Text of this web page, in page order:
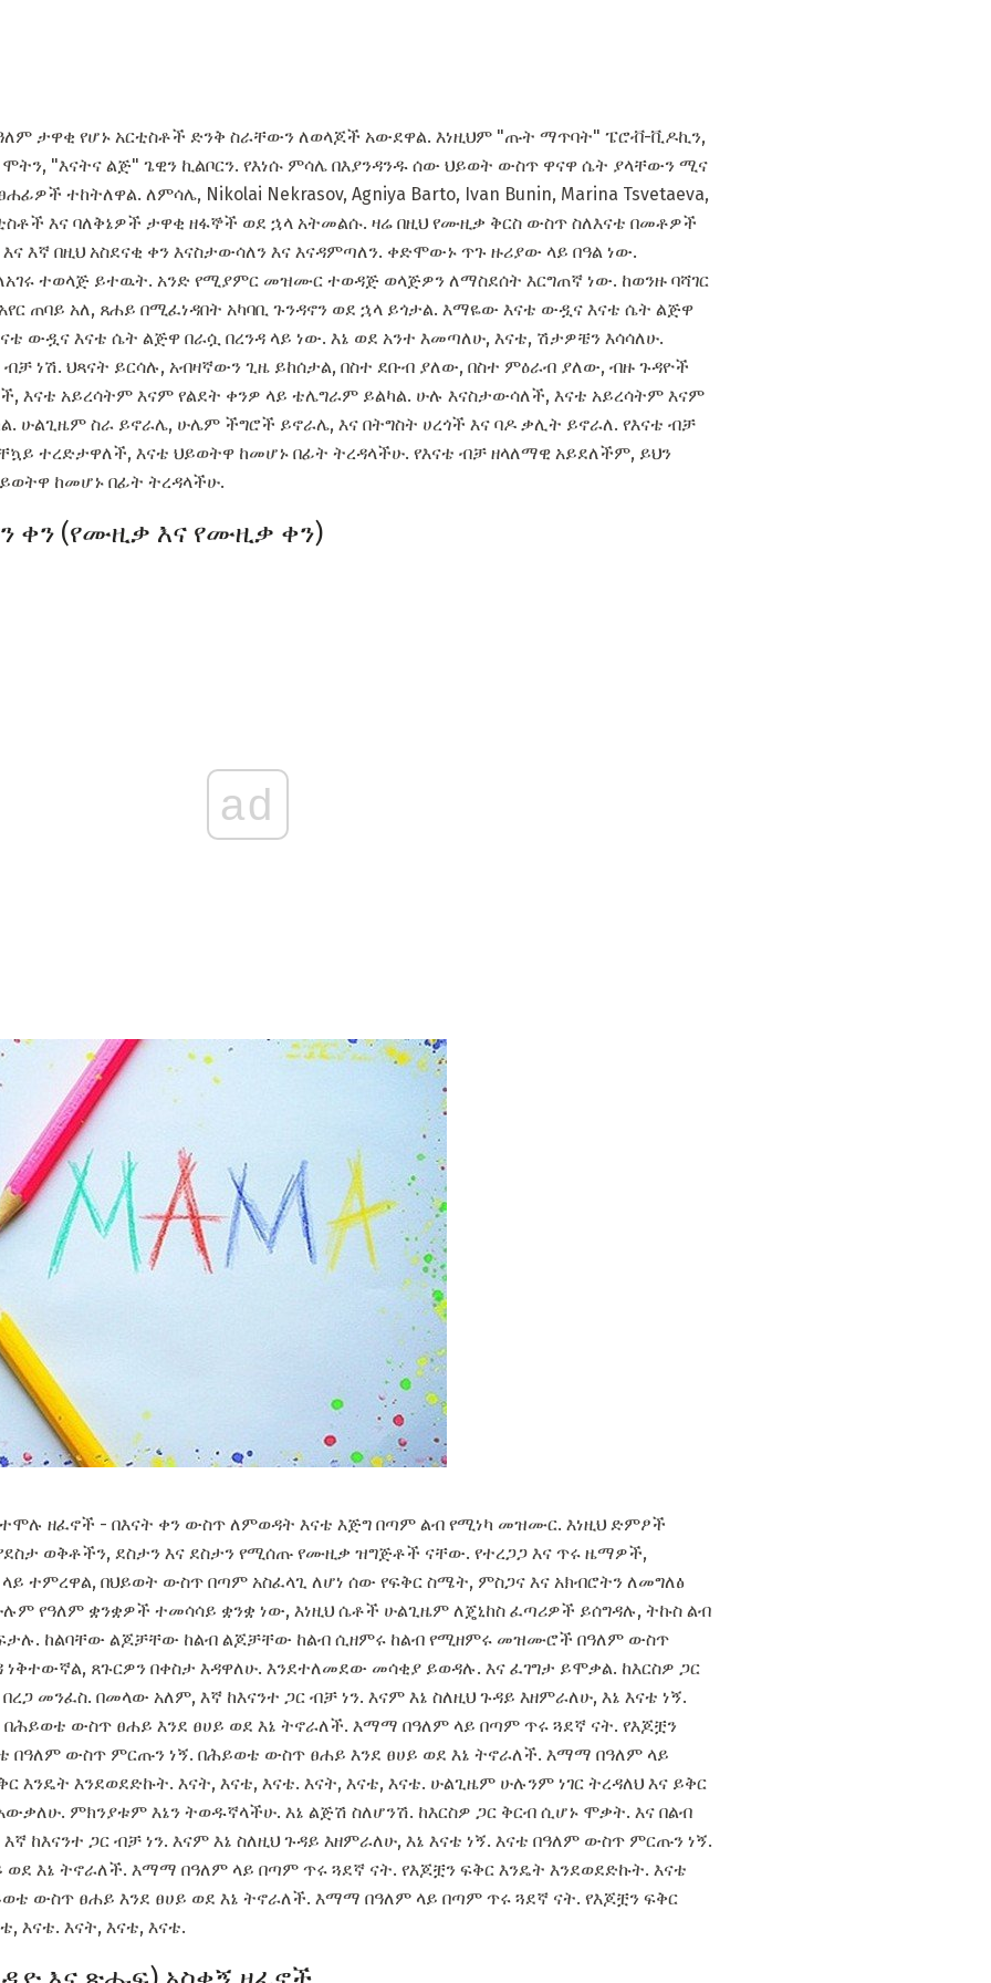
ታዋቂ የሆኑ አርቲስቶች ድንቅ ስራቸውን ለወላጆች አውደዋል. እነዚህም "ጡት ማጥባት" ፔሮቭ-ቪዶኪን,
"እናትና ልጅ" ጌዊን ኪልቦርን. የእነሱ ምሳሌ በእያንዳንዱ ሰው ህይወት ውስጥ ዋናዋ ሴት ያላቸውን ሚና
ተከትለዋል. ለምሳሌ, Nikolai Nekrasov, Agniya Barto, Ivan Bunin, Marina Tsvetaeva,
እና ባለቅኔዎች ታዋቂ ዘፋኞች ወደ ኋላ አትመልሱ. ዛሬ በዚህ የሙዚቃ ቅርስ ውስጥ ስለእናቴ በመቶዎች
እኛ በዚህ አስደናቂ ቀን እናስታውሳለን እና እናዳምጣለን. ቀድሞውኑ ጥጉ ዙሪያው ላይ በዓል ነው.
ተወላጅ ይተዉት. አንድ የሚያምር መዝሙር ተወዳጅ ወላጅዎን ለማስደሰት እርግጠኛ ነው. ከወንዙ ባሻገር
ጠባይ አለ, ጸሐይ በሚፈነዳበት አካባቢ ጉንዳኖን ወደ ኋላ ይጎታል. እማዬው እናቴ ውዷና እናቴ ሴት ልጅዋ
ውዷና እናቴ ሴት ልጅዋ በራሷ በረንዳ ላይ ነው. እኔ ወደ አንተ እመጣለሁ, እናቴ, ሽታዎቼን እሳሳለሁ.
ነሽ. ህጻናት ይርሳሉ, አብዛኛውን ጊዜ ይከሰታል, በስተ ደቡብ ያለው, በስተ ምዕራብ ያለው, ብዙ ጉዳዮች
እናቴ አይረሳትም እናም የልደት ቀንዎ ላይ ቴሌግራም ይልካል. ሁሉ እናስታውሳለች, እናቴ አይረሳትም እናም
ሁልጊዜም ስራ ይኖራሌ, ሁሌም ችግሮች ይኖራሌ, እና በትግስት ሀረጎች እና ባዶ ቃሊት ይኖራለ. የእናቴ ብቻ
ተረድታዋለች, እናቴ ህይወትዋ ከመሆኑ በፊት ትረዳላችሁ. የእናቴ ብቻ ዘላለማዊ አይደለችም, ይህን
ከመሆኑ በፊት ትረዳላችሁ.
ቀን (የሙዚቃ እና የሙዚቃ ቀን)
ad
የተሞሉ ዘፈኖች - በእናት ቀን ውስጥ ለምወዳት እናቴ እጅግ በጣም ልብ የሚነካ መዝሙር. እነዚህ ድምፆች
የደስታ ወቅቶችን, ደስታን እና ደስታን የሚሰጡ የሙዚቃ ዝግጅቶች ናቸው. የተረጋጋ እና ጥሩ ዜማዎች,
ተምረዋል, በህይወት ውስጥ በጣም አስፈላጊ ለሆነ ሰው የፍቅር ስሜት, ምስጋና እና አክብሮትን ለመግለፅ
የዓለም ቋንቋዎች ተመሳሳይ ቋንቋ ነው, እነዚህ ሴቶች ሁልጊዜም ለጄኒከስ ፈጣሪዎች ይሰግዳሉ, ትኩስ ልብ
ከልባቸው ልጆቻቸው ከልብ ልጆቻቸው ከልብ ሲዘምሩ ከልብ የሚዘምሩ መዝሙሮች በዓለም ውስጥ
ጸጉርዎን በቀስታ እዳዋለሁ. እንደተለመደው መሳቂያ ይወዳሉ. እና ፈገግታ ይሞቃል. ከእርስዎ ጋር
መንፈስ. በመላው አለም, እኛ ከእናንተ ጋር ብቻ ነን. እናም እኔ ስለዚህ ጉዳይ እዘምራለሁ, እኔ እናቴ ነኝ.
ውስጥ ፀሐይ እንደ ፀሀይ ወደ እኔ ትኖራለች. እማማ በዓለም ላይ በጣም ጥሩ ጓደኛ ናት. የእጆቿን
በዓለም ውስጥ ምርጡን ነኝ. በሕይወቴ ውስጥ ፀሐይ እንደ ፀሀይ ወደ እኔ ትኖራለች. እማማ በዓለም ላይ
እንዴት እንደወደድኩት. እናት, እናቴ, እናቴ. እናት, እናቴ, እናቴ. ሁልጊዜም ሁሉንም ነገር ትረዳለህ እና ይቅር
ምክንያቱም እኔን ትወዱኛላችሁ. እኔ ልጅሽ ስለሆንሽ. ከእርስዎ ጋር ቅርብ ሲሆኑ ሞቃት. እና በልብ
ከእናንተ ጋር ብቻ ነን. እናም እኔ ስለዚህ ጉዳይ እዘምራለሁ, እኔ እናቴ ነኝ. እናቴ በዓለም ውስጥ ምርጡን ነኝ.
እኔ ትኖራለች. እማማ በዓለም ላይ በጣም ጥሩ ጓደኛ ናት. የእጆቿን ፍቅር እንዴት እንደወደድኩት. እናቴ
ውስጥ ፀሐይ እንደ ፀሀይ ወደ እኔ ትኖራለች. እማማ በዓለም ላይ በጣም ጥሩ ጓደኛ ናት. የእጆቿን ፍቅር
እናቴ. እናት, እናቴ, እናቴ.